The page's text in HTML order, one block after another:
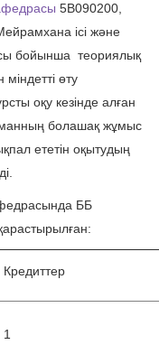
5В090200,
ісі және
бойынша теориялық
өту
оқу кезінде алған
болашақ жұмыс
ететін оқытудың
ББ
Кредиттер
1